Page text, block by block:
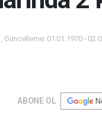
Güncelleme: 01.01.1970 -
ABONE OL